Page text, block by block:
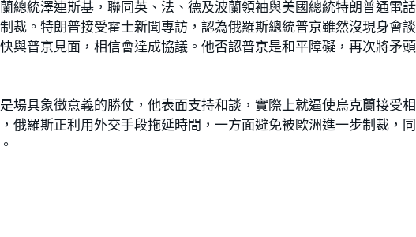
總統澤連斯基，聯同英、法、德及波蘭領袖與美國總統特朗普通電
裁。特朗普接受霍士新聞專訪，認為俄羅斯總統普京雖然沒現身會
與普京見面，相信會達成協議。他否認普京是和平障礙，再次將矛
場具象徵意義的勝仗，他表面支持和談，實際上就逼使烏克蘭接受
俄羅斯正利用外交手段拖延時間，一方面避免被歐洲進一步制裁，